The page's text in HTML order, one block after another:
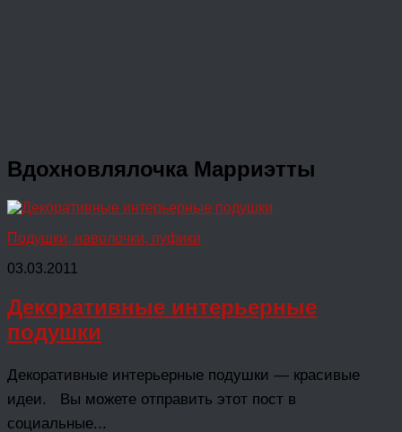
Вдохновлялочка Марриэтты
Подушки, наволочки, пуфики
03.03.2011
Декоративные интерьерные
подушки
Декоративные интерьерные подушки — красивые
идеи. Вы можете отправить этот пост в
социальные...